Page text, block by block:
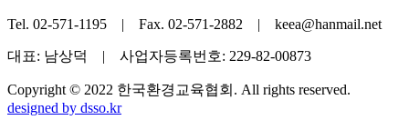
Tel. 02-571-1195 | Fax. 02-571-2882 | keea@hanmail.net
대표: 남상덕 | 사업자등록번호: 229-82-00873
Copyright © 2022 한국환경교육협회. All rights reserved.
designed by dsso.kr